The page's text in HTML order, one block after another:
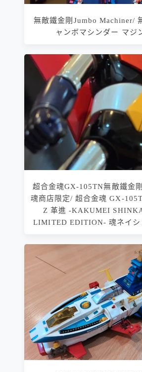
無敵鐵金剛Jumbo Machiner/
ャンボマシンダー マジ
超合金魂GX-105TN無敵鐵金
魂商店限定/ 超合金魂 GX-
Z 革進 -KAKUMEI
LIMITED EDITION- 魂ネイシ